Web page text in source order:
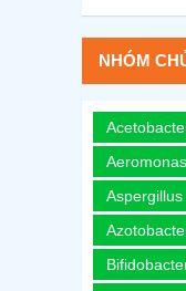
NHÓM
Aeromonas
Aspergillus